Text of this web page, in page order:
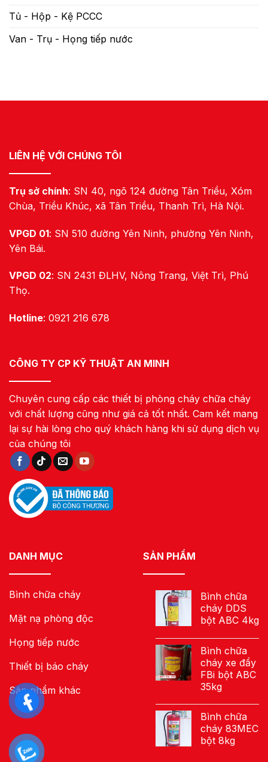
Tủ - Hộp - Kệ PCCC
Van - Trụ - Họng tiếp nước
LIÊN HỆ VỚI CHÚNG TÔI
Trụ sở chính: SN 40, ngõ 124 đường Tân Triều, Xóm
Chùa, Triều Khúc, xã Tân Triều, Thanh Trì, Hà Nội.
VPGD 01: SN 510 đường Yên Ninh, phường Yên Ninh,
Yên Bái.
VPGD 02: SN 2431 ĐLHV, Nông Trang, Việt Trì, Phú
Thọ.
Hotline: 0921 216 678
CÔNG TY CP KỸ THUẬT AN MINH
Chuyên cung cấp các thiết bị phòng cháy chữa cháy
với chất lượng cũng như giá cả tốt nhất. Cam kết mang
lại sự hài lòng cho quý khách hàng khi sử dụng dịch vụ
của chúng tôi
DANH MỤC
Bình chữa cháy
Mặt nạ phòng độc
Họng tiếp nước
Thiết bị báo cháy
Sản phẩm khác
SẢN PHẨM
Bình chữa
cháy DDS
bột ABC 4kg
Bình chữa
cháy xe đẩy
FBi bột ABC
35kg
Bình chữa
cháy 83MEC
bột 8kg